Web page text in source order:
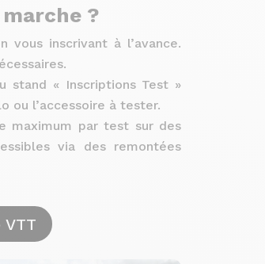
?
vous inscrivant à l’avance.
stand « Inscriptions Test »
ou l’accessoire à tester.
maximum par test sur des
via des remontées